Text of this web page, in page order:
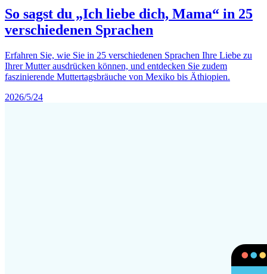
So sagst du „Ich liebe dich, Mama“ in 25
verschiedenen Sprachen
Erfahren Sie, wie Sie in 25 verschiedenen Sprachen Ihre Liebe zu
Ihrer Mutter ausdrücken können, und entdecken Sie zudem
faszinierende Muttertagsbräuche von Mexiko bis Äthiopien.
2026/5/24